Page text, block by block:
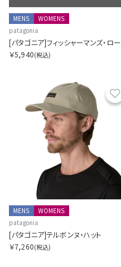
MENS
WOMENS
patagonia
￥5,940(税込)
MENS
WOMENS
patagonia
[パタゴニア]テルボンヌ・ハット
￥7,260(税込)